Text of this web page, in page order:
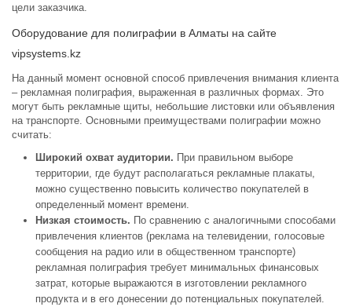
цели заказчика.
Оборудование для полиграфии в Алматы на сайте
vipsystems.kz
На данный момент основной способ привлечения внимания клиента
– рекламная полиграфия, выраженная в различных формах. Это
могут быть рекламные щиты, небольшие листовки или объявления
на транспорте. Основными преимуществами полиграфии можно
считать:
Широкий охват аудитории. При правильном выборе
территории, где будут располагаться рекламные плакаты,
можно существенно повысить количество покупателей в
определенный момент времени.
Низкая стоимость. По сравнению с аналогичными способами
привлечения клиентов (реклама на телевидении, голосовые
сообщения на радио или в общественном транспорте)
рекламная полиграфия требует минимальных финансовых
затрат, которые выражаются в изготовлении рекламного
продукта и в его донесении до потенциальных покупателей.